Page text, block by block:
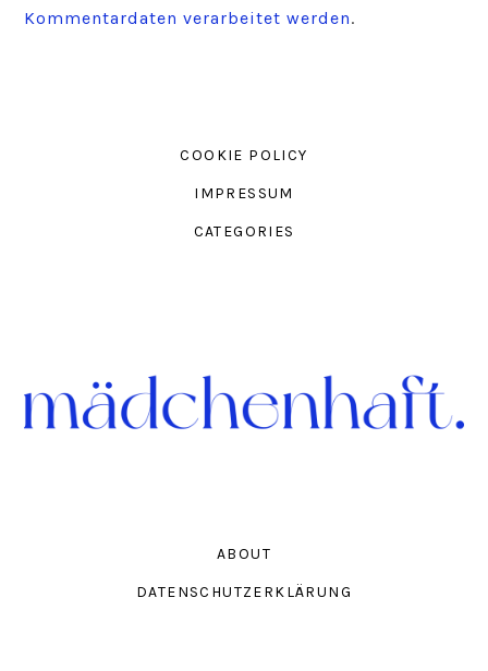
Kommentardaten verarbeitet werden.
COOKIE POLICY
IMPRESSUM
CATEGORIES
ABOUT
DATENSCHUTZERKLÄRUNG